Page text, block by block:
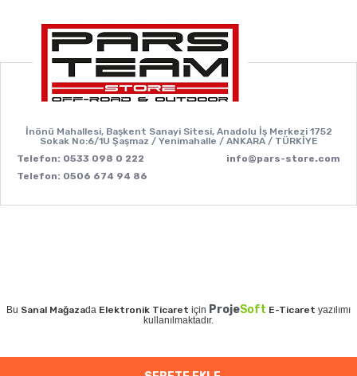
İnönü Mahallesi, Başkent Sanayi Sitesi, Anadolu İş Merkezi 1752
Sokak No:6/1U Şaşmaz / Yenimahalle / ANKARA / TÜRKİYE
Telefon: 0533 098 0 222
info@pars-store.com
Telefon: 0506 674 94 86
Bu Sanal Mağazada Elektronik Ticaret için ProjeSoft E-Ticaret yazılımı
kullanılmaktadır.